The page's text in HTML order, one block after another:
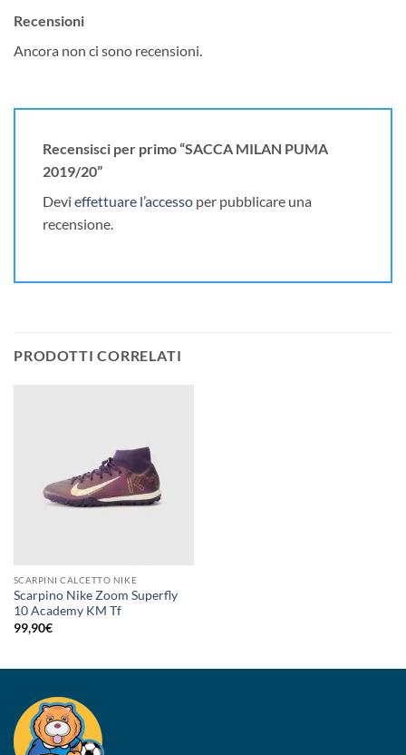
Recensioni
Ancora non ci sono recensioni.
Recensisci per primo “SACCA MILAN PUMA
2019/20”
Devi effettuare l’accesso per pubblicare una
recensione.
PRODOTTI CORRELATI
SCARPINI CALCETTO NIKE
Scarpino Nike Zoom Superfly
10 Academy KM Tf
99,90€